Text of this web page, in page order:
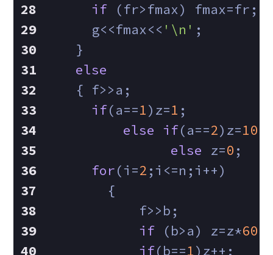
if (fr>fmax) fmax=fr;
      g<<fmax<<
'\n' ;
    }
else
    { f>>a;
if(a==1)z=1 ;
else if(a==2)z=10
else z=0 ;
for(i=2 ;i<=n;i++)
        {
            f>>b;
if (b>a) z=z*60
if(b==1)z++;